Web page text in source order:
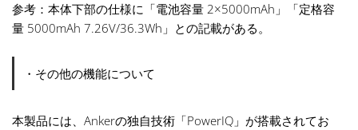
参考：本体下部の仕様に「電池容量 2×5000mAh」「定格容
量 5000mAh 7.26V/36.3Wh」との記載がある。
・その他の機能について
本製品には、Ankerの独自技術「PowerIQ」が搭載されてお